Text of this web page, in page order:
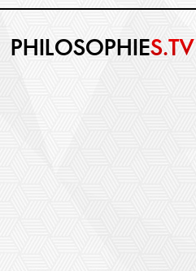
PHILOSOPHIES.TV